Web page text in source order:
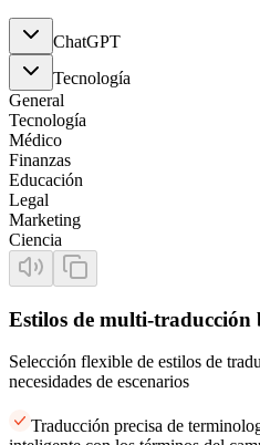
ChatGPT
Tecnología
General
Tecnología
Médico
Finanzas
Educación
Legal
Marketing
Ciencia
Estilos de multi-traducción
Selección flexible de estilos de
necesidades de escenarios
Traducción precisa de